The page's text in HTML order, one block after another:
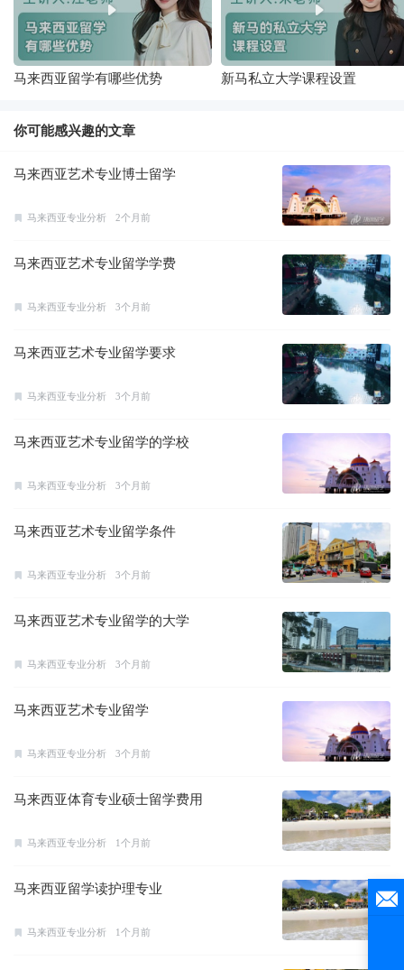
马来西亚留学有哪些优势 新马私立大学课程设置
你可能感兴趣的文章
马来西亚艺术专业博士留学
马来西亚专业分析 2个月前
马来西亚艺术专业留学学费
马来西亚专业分析 3个月前
马来西亚艺术专业留学要求
马来西亚专业分析 3个月前
马来西亚艺术专业留学的学校
马来西亚专业分析 3个月前
马来西亚艺术专业留学条件
马来西亚专业分析 3个月前
马来西亚艺术专业留学的大学
马来西亚专业分析 3个月前
马来西亚艺术专业留学
马来西亚专业分析 3个月前
马来西亚体育专业硕士留学费用
马来西亚专业分析 1个月前
马来西亚留学读护理专业
马来西亚专业分析 1个月前